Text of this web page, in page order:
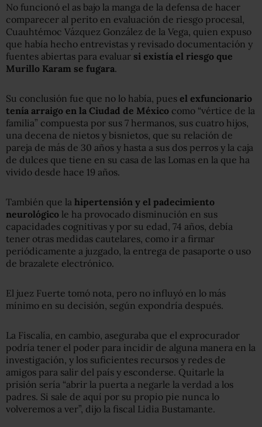
No funcionó el as bajo la manga de la defensa de hacer
comparecer al perito en evaluación de riesgo procesal,
Cuauhtémoc Vázquez González de la Vega, quien expuso
que había hecho entrevistas y revisado documentación y
fuentes abiertas para evaluar si existía el riesgo que
Murillo Karam se fugara.
Su conclusión fue que no lo había, pues el exfuncionario
tenía arraigo en la Ciudad de México como “vértice de la
familia” compuesta por sus 7 hermanos, sus cuatro hijos,
una decena de nietos y bisnietos, que su relación de
pareja de más de 30 años y hasta a sus dos perros y la caja
de dulces que tiene en su casa de las Lomas en la que ha
vivido desde hace 19 años.
También que la hipertensión y el padecimiento
neurológico le ha provocado disminución en sus
capacidades cognitivas y por su edad, 74 años, debía
tener otras medidas cautelares, como ir a firmar
periódicamente a juzgado, la entrega de pasaporte o uso
de brazalete electrónico.
El juez Fuerte tomó nota, pero no influyó en lo más
mínimo en su decisión, según expondría después.
La Fiscalía, en cambio, aseguraba que el exprocurador
podría tener el poder para incidir de alguna manera en la
investigación, y los suficientes recursos y redes de
amigos para salir del país y esconderse. Quitarle la
prisión sería “abrir la puerta a negarle la verdad a los
padres. Si sale de aquí por su propio pie nunca lo
volveremos a ver”, dijo la fiscal Lidia Bustamante.